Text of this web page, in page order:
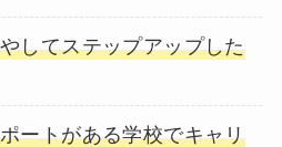
してステップアップした
ートがある学校でキャリ